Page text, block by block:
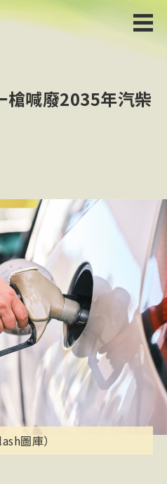
槍喊廢2035年汽柴
圖庫）